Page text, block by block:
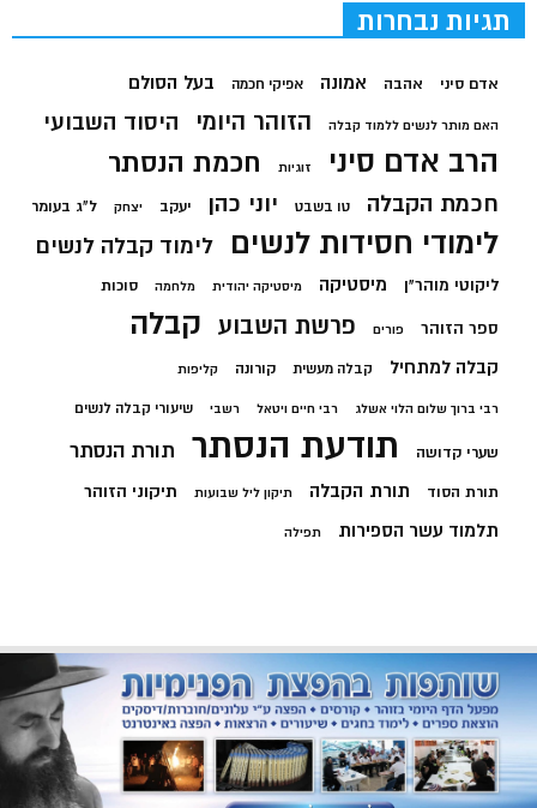
תגיות נבחרות
אדם סיני אהבה אמונה אפיקי חכמה בעל הסולם
האם מותר לנשים ללמוד קבלה הזוהר היומי היסוד השבועי
הרב אדם סיני זוגיות חכמת הנסתר
חכמת הקבלה טו בשבט יוני כהן יעקב יצחק ל"ג בעומר
לימודי חסידות לנשים לימוד קבלה לנשים
ליקוטי מוהר"ן מיסטיקה מיסטיקה יהודית מלחמה סוכות
ספר הזוהר פורים פרשת השבוע קבלה
קבלה למתחיל קבלה מעשית קורונה קליפות
רבי ברוך שלום הלוי אשלג רבי חיים ויטאל רשבי שיעורי קבלה לנשים
שערי קדושה תודעת הנסתר תורת הנסתר
תורת הסוד תורת הקבלה תיקון ליל שבועות תיקוני הזוהר
תלמוד עשר הספירות תפילה